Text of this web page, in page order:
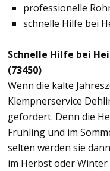
professionelle
schnelle Hilfe bei
Schnelle Hilfe bei
(73450)
Wenn die kalte
Klempnerservice
gefordert. Denn die
Frühling und im
selten werden sie
im Herbst oder